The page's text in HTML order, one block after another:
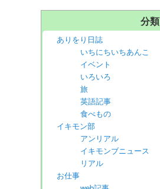
分類
ありをり日誌
いちにちいちあんこ
イベント
いろいろ
旅
英語記事
食べもの
イキモン部
アンリアル
イキモンブニュース
リアル
お仕事